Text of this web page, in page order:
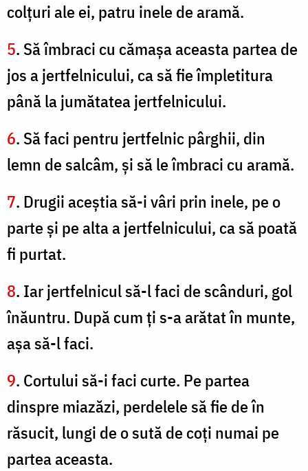
colţuri ale ei, patru inele de aramă.
5. Să îmbraci cu cămaşa aceasta partea de
jos a jertfelnicului, ca să fie împletitura
până la jumătatea jertfelnicului.
6. Să faci pentru jertfelnic pârghii, din
lemn de salcâm, şi să le îmbraci cu aramă.
7. Drugii aceştia să-i vâri prin inele, pe o
parte şi pe alta a jertfelnicului, ca să poată
fi purtat.
8. Iar jertfelnicul să-l faci de scânduri, gol
înăuntru. După cum ţi s-a arătat în munte,
aşa să-l faci.
9. Cortului să-i faci curte. Pe partea
dinspre miazăzi, perdelele să fie de în
răsucit, lungi de o sută de coți numai pe
partea aceasta.